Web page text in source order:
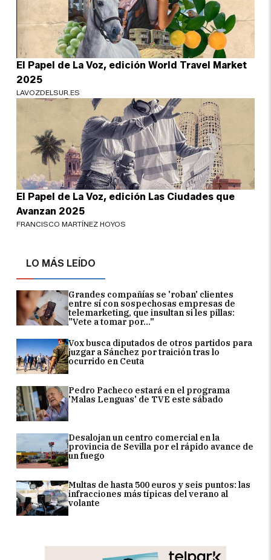
LO MÁS LEÍDO
Grandes compañías se 'roban' clientes
entre sí con sospechosas empresas de
telemarketing, que insultan si les pillas:
"Vete a tomar por..."
Vox busca diputados de otros partidos para
juzgar a Sánchez por traición tras lo
ocurrido en Ceuta
Pedro Pacheco estará en el programa
'Malas Lenguas' de TVE este sábado
Desalojan un centro comercial en la
provincia de Sevilla por el rápido avance de
un fuego
Multas de hasta 500 euros y seis puntos: las
infracciones más típicas del verano al
volante
El Papel de La Voz, edición World Travel Market
2025
LAVOZDELSUR.ES
El Papel de La Voz, edición Las Ciudades que
Avanzan 2025
FRANCISCO MARTÍNEZ HOYOS